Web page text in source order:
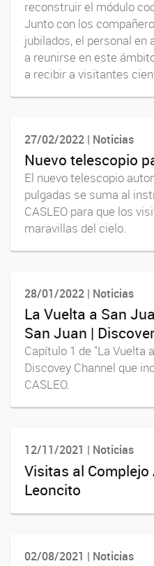
reconstruir el módulo
Junto con los
jubilados, el personal en
a reunirse en este
a recibir a visitantes
27/02/2022 | Noticias
Nuevo telescopio
El nuevo telescopio
pulgadas se suma al
CASLEO para que los
maravillas del cielo.
28/01/2022 | Noticias
La Vuelta a San
San Juan |
Capítulo 1 de "La Vuelta
Discovey Channel que
CASLEO.
12/11/2021 | Noticias
Visitas al
Leoncito
02/08/2021 | Noticias